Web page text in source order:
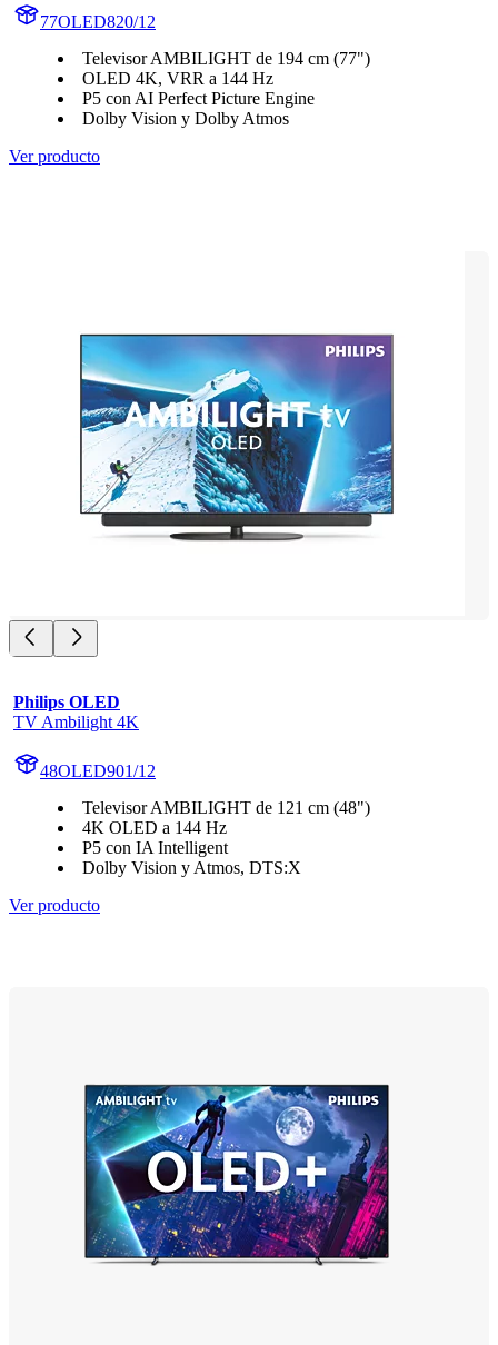
77OLED820/12
Televisor AMBILIGHT de 194 cm (77")
OLED 4K, VRR a 144 Hz
P5 con AI Perfect Picture Engine
Dolby Vision y Dolby Atmos
Ver producto
Philips OLED
TV Ambilight 4K
48OLED901/12
Televisor AMBILIGHT de 121 cm (48")
4K OLED a 144 Hz
P5 con IA Intelligent
Dolby Vision y Atmos, DTS:X
Ver producto